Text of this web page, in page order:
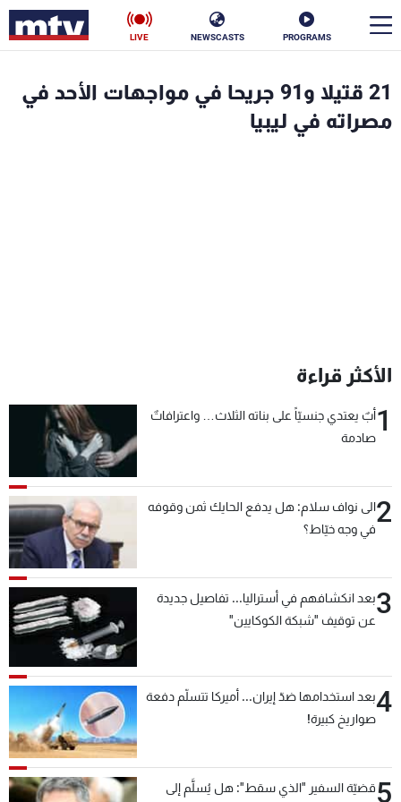
PROGRAMS
NEWSCASTS
LIVE
21 قتيلا و91 جريحا في مواجهات الأحد في
مصراته في ليبيا
الأكثر قراءة
1أبٌ يعتدي جنسيّاً على بناته الثلاث… واعترافاتٌ
صادمة
2الى نواف سلام: هل يدفع الحايك ثمن وقوفه
في وجه خيّاط؟
3بعد انكشافهم في أستراليا... تفاصيل جديدة
عن توقيف "شبكة الكوكايين"
4بعد استخدامها ضدّ إيران... أميركا تتسلّم دفعة
صواريخ كبيرة!
5قضيّة السفير "الذي سقط": هل يُسلَّم إلى
الأخبار
البرامج
شاهد البرامج
الترددات
عن MTV
الإنـتـاج
لاعلاناتكم
وظائف